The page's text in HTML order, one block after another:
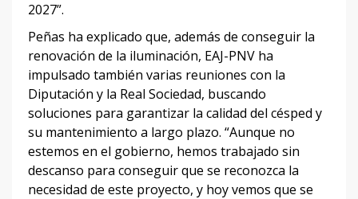
2027”.
Peñas ha explicado que, además de conseguir la
renovación de la iluminación, EAJ-PNV ha
impulsado también varias reuniones con la
Diputación y la Real Sociedad, buscando
soluciones para garantizar la calidad del césped y
su mantenimiento a largo plazo. “Aunque no
estemos en el gobierno, hemos trabajado sin
descanso para conseguir que se reconozca la
necesidad de este proyecto, y hoy vemos que se